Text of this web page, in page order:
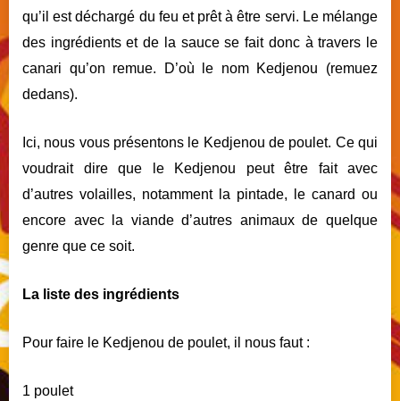
qu’il est déchargé du feu et prêt à être servi. Le mélange
des ingrédients et de la sauce se fait donc à travers le
canari qu’on remue. D’où le nom Kedjenou (remuez
dedans).
Ici, nous vous présentons le Kedjenou de poulet. Ce qui
voudrait dire que le Kedjenou peut être fait avec
d’autres volailles, notamment la pintade, le canard ou
encore avec la viande d’autres animaux de quelque
genre que ce soit.
La liste des ingrédients
Pour faire le Kedjenou de poulet, il nous faut :
1 poulet